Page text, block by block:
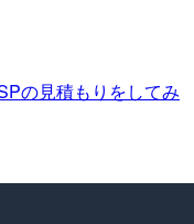
の見積もりをしてみ